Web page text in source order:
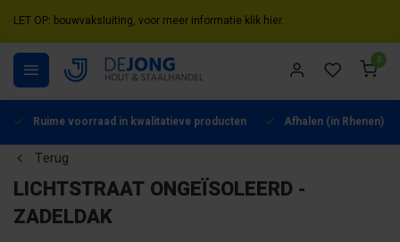
LET OP: bouwvaksluiting, voor meer informatie klik hier.
0
Ruime voorraad in kwalitatieve producten Afhalen (in Rhenen)
Terug
LICHTSTRAAT ONGEÏSOLEERD -
ZADELDAK